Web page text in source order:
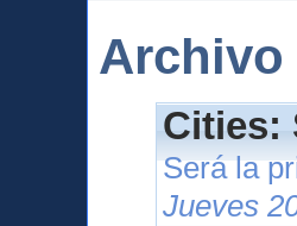
Cities:
Será la
Jueves